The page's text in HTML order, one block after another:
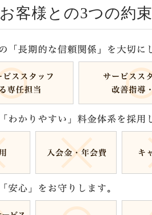
お客様との3つの約束